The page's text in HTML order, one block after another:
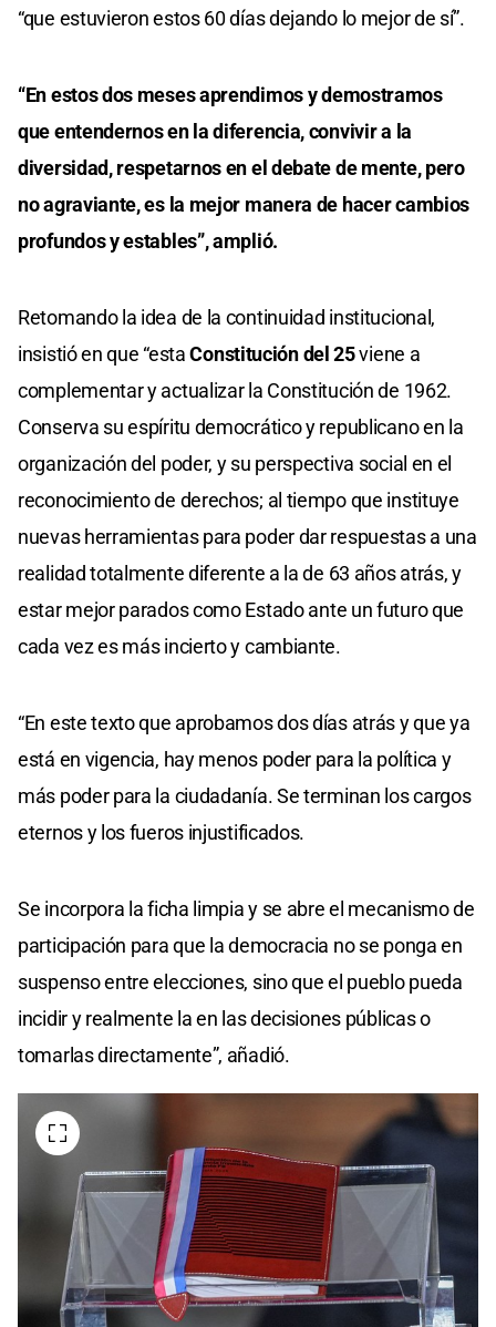
“que estuvieron estos 60 días dejando lo mejor de sí”.
“En estos dos meses aprendimos y demostramos
que entendernos en la diferencia, convivir a la
diversidad, respetarnos en el debate de mente, pero
no agraviante, es la mejor manera de hacer cambios
profundos y estables”, amplió.
Retomando la idea de la continuidad institucional,
insistió en que “estaConstitución del 25viene a
complementar y actualizar la Constitución de 1962.
Conserva su espíritu democrático y republicano en la
organización del poder, y su perspectiva social en el
reconocimiento de derechos; al tiempo que instituye
nuevas herramientas para poder dar respuestas a una
realidad totalmente diferente a la de 63 años atrás, y
estar mejor parados como Estado ante un futuro que
cada vez es más incierto y cambiante.
“En este texto que aprobamos dos días atrás y que ya
está en vigencia, hay menos poder para la política y
más poder para la ciudadanía. Se terminan los cargos
eternos y los fueros injustificados.
Se incorpora la ficha limpia y se abre el mecanismo de
participación para que la democracia no se ponga en
suspenso entre elecciones, sino que el pueblo pueda
incidir y realmente la en las decisiones públicas o
tomarlas directamente”, añadió.